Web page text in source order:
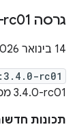
גרסה ‎3
‫14 בינואר 2026
rc01
‎3.4.0-rc01 מכילה את
תכונות